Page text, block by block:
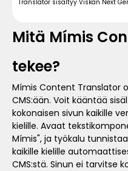
Translator sisältyy Viskan Next
Mitä Mímis
tekee?
Mímis Content Translator
CMS:ään. Voit kääntää
kokonaisen sivun kaikille
kielille. Avaat
Mímis", ja työkalu
kaikille kielille
CMS:stä. Sinun ei tarvitse